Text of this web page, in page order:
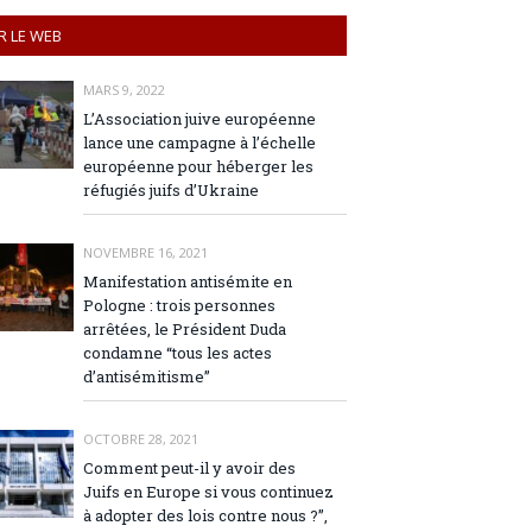
LE WEB
MARS 9, 2022
L’Association juive européenne
lance une campagne à l’échelle
européenne pour héberger les
réfugiés juifs d’Ukraine
NOVEMBRE 16, 2021
Manifestation antisémite en
Pologne : trois personnes
arrêtées, le Président Duda
condamne “tous les actes
d’antisémitisme”
OCTOBRE 28, 2021
Comment peut-il y avoir des
Juifs en Europe si vous continuez
à adopter des lois contre nous ?”,